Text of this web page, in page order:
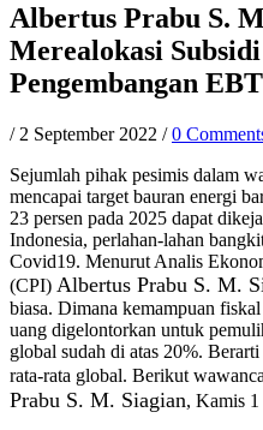
Albertus Prabu S.
Merealokasi
Pengembangan EBT
/ 2 September 2022 /0
Sejumlah pihak pesimis dalam
mencapai target bauran energi
23 persen pada 2025 dapat
Indonesia, perlahan-lahan
Covid19. Menurut Analis
(CPI) Albertus Prabu S. M.
biasa. Dimana kemampuan
uang digelontorkan untuk
global sudah di atas 20%.
rata-rata global. Berikut
Prabu S. M. Siagian, Kamis 1